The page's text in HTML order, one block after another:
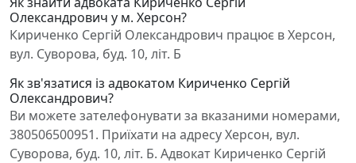
Олександрович у м. Херсон?
Кириченко Сергій Олександрович працює в Херсон,
вул. Суворова, буд. 10, літ. Б
Як зв'язатися із адвокатом Кириченко Сергій
Олександрович?
Ви можете зателефонувати за вказаними номерами,
380506500951. Приїхати на адресу Херсон, вул.
Суворова, буд. 10, літ. Б. Адвокат Кириченко Сергій